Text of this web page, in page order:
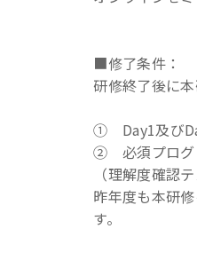
■修了条件：
研修終了後に
① Day1及び
② 必須プログ
（理解度確認
昨年度も本研
す。